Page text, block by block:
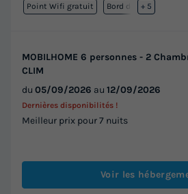
Point Wifi gratuit Bord de mer
+ 5
MOBILHOME 6 personnes - 2
CLIM
du 05/09/2026 au 12/09/2026
Meilleur prix pour 7 nuits
Dernières disponibilités !
Voir les